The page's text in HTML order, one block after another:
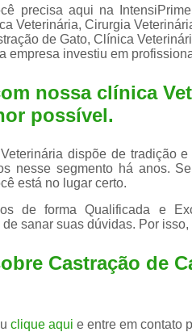
precisa aqui na
Veterinária, Cirurgia
de Gato, Clínica
empresa investiu em
nossa clínica
possível.
dispõe de tradição
nesse segmento há anos.
está no lugar certo.
de forma Qualificada e
sanar suas dúvidas. Por
Castração de
clique aqui e entre em contato